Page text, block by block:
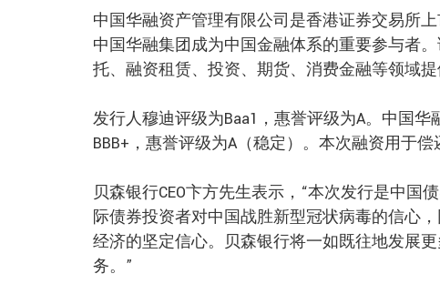
中国华融资产管理有限公司是香港证券交易所
中国华融集团成为中国金融体系的重要参与者
托、融资租赁、投资、期货、消费金融等领域
发行人穆迪评级为Baa1，惠誉评级为A。中国
BBB+，惠誉评级为A（稳定）。本次融资用于偿
贝森银行CEO卞方先生表示，“本次发行是中国
际债券投资者对中国战胜新型冠状病毒的信心
经济的坚定信心。贝森银行将一如既往地发展
务。”